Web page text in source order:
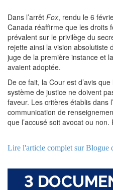
Dans l’arrêt Fox, rendu le 6
Canada réaffirme que les droits
prévalent sur le privilège du
rejette ainsi la vision absolutiste
juge de la première instance et
avaient adoptée.
De ce fait, la Cour est d’avis
système de justice ne doivent
faveur. Les critères établis dans
communication de
que l’accusé soit avocat ou
Lire l'article complet sur Blogue